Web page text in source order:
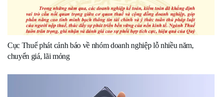
Cục Thuế phát cảnh báo về nhóm doanh nghiệp lỗ nhiều năm,
chuyển giá, lãi mỏng